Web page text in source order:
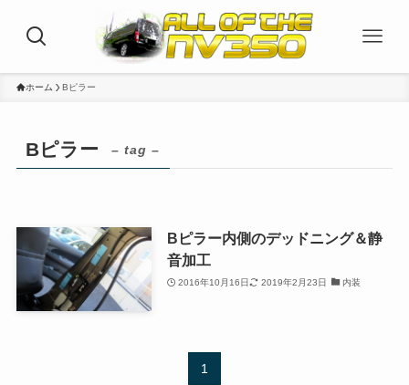
ホーム Bピラー
Bピラー – tag –
Bピラー内側のデッドニング＆静
音加工
2016年10月16日 2019年2月23日 内装
1